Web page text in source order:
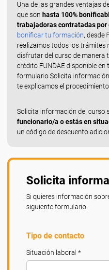
Una de las grandes ventajas
que son hasta 100%
trabajadoras contratadas por
bonificar tu formación, desde
realizamos todos los trámites
disfrutar del curso de manera
crédito FUNDAE disponible en
formulario Solicita
te explicamos el
Solicita información del curso
funcionario/a o estás en
un código de descuento
Solicita
Si quieres información
siguiente formulario:
Tipo de contacto
Situación laboral *